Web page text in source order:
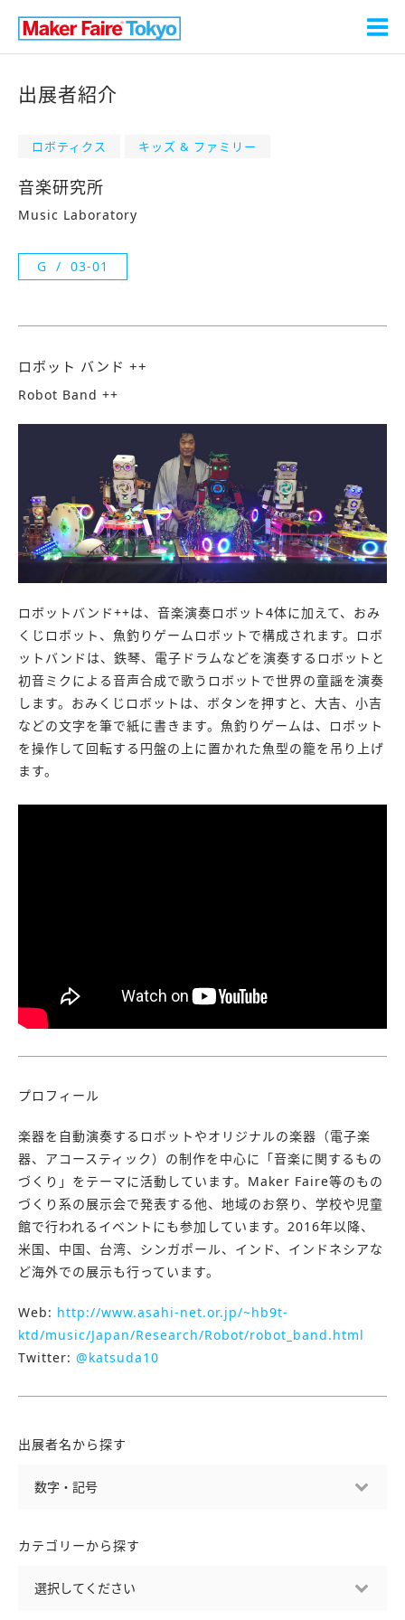
出展者紹介
ロボティクス キッズ & ファミリー
音楽研究所
Music Laboratory
G 03-01
ロボット バンド ++
Robot Band ++
ロボットバンド++は、音楽演奏ロボット4体に加えて、おみ
くじロボット、魚釣りゲームロボットで構成されます。ロボ
ットバンドは、鉄琴、電子ドラムなどを演奏するロボットと
初音ミクによる音声合成で歌うロボットで世界の童謡を演奏
します。おみくじロボットは、ボタンを押すと、大吉、小吉
などの文字を筆で紙に書きます。魚釣りゲームは、ロボット
を操作して回転する円盤の上に置かれた魚型の籠を吊り上げ
ます。
プロフィール
楽器を自動演奏するロボットやオリジナルの楽器（電子楽
器、アコースティック）の制作を中心に「音楽に関するもの
づくり」をテーマに活動しています。Maker Faire等のもの
づくり系の展示会で発表する他、地域のお祭り、学校や児童
館で行われるイベントにも参加しています。2016年以降、
米国、中国、台湾、シンガポール、インド、インドネシアな
ど海外での展示も行っています。
Web: http://www.asahi-net.or.jp/~hb9t-
ktd/music/Japan/Research/Robot/robot_band.html
Twitter: @katsuda10
出展者名から探す
カテゴリーから探す